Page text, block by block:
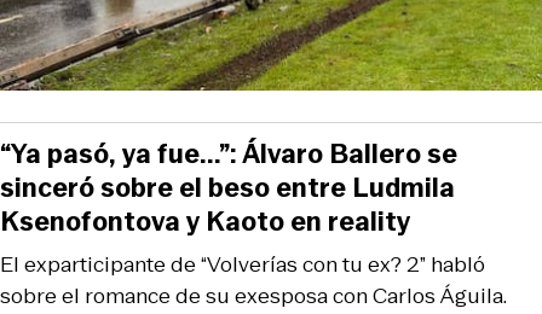
El exparticipante de “Volverías con tu ex? 2” habló
sobre el romance de su exesposa con Carlos Águila.
“Ya pasó, ya fue...”: Álvaro Ballero se
sinceró sobre el beso entre Ludmila
Ksenofontova y Kaoto en reality